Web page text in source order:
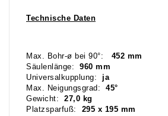
Technische Daten
Max. Bohr-ø bei 90°:
452 mm
Säulenlänge: 960 mm
Universalkupplung: ja
Max. Neigungsgrad: 45°
Gewicht: 27,0 kg
Platzsparfuß: 295 x 195 mm